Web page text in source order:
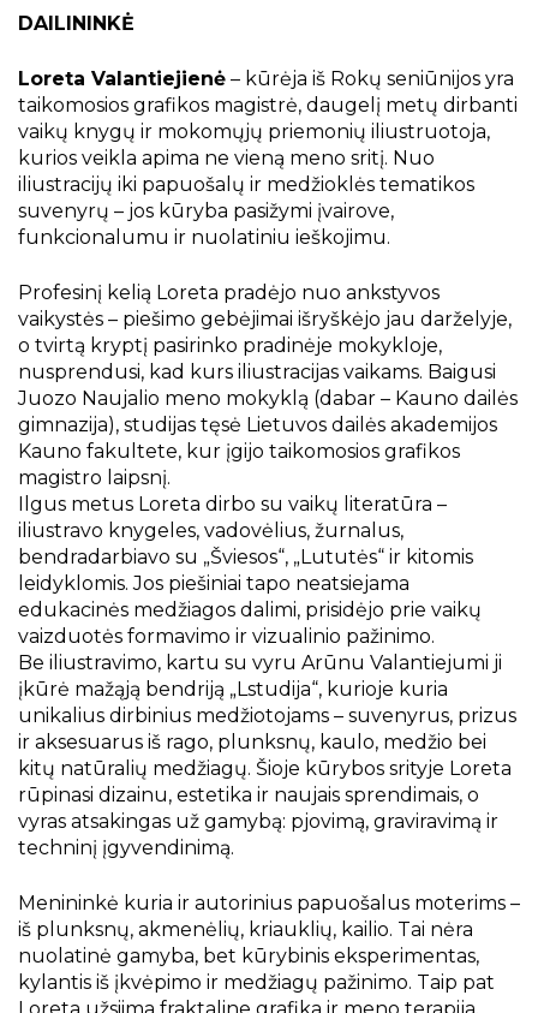
Kraštotyrinės virtualios parodos
Piligrimų keliai Kauno rajone
DAILININKĖ
Loreta Valantiejienė – kūrėja iš Rokų seniūnijos yra
taikomosios grafikos magistrė, daugelį metų dirbanti
vaikų knygų ir mokomųjų priemonių iliustruotoja,
kurios veikla apima ne vieną meno sritį. Nuo
iliustracijų iki papuošalų ir medžioklės tematikos
suvenyrų – jos kūryba pasižymi įvairove,
funkcionalumu ir nuolatiniu ieškojimu.
Profesinį kelią Loreta pradėjo nuo ankstyvos
vaikystės – piešimo gebėjimai išryškėjo jau darželyje,
o tvirtą kryptį pasirinko pradinėje mokykloje,
nusprendusi, kad kurs iliustracijas vaikams. Baigusi
Juozo Naujalio meno mokyklą (dabar – Kauno dailės
gimnazija), studijas tęsė Lietuvos dailės akademijos
Kauno fakultete, kur įgijo taikomosios grafikos
magistro laipsnį.
Ilgus metus Loreta dirbo su vaikų literatūra –
iliustravo knygeles, vadovėlius, žurnalus,
bendradarbiavo su „Šviesos“, „Lututės“ ir kitomis
leidyklomis. Jos piešiniai tapo neatsiejama
edukacinės medžiagos dalimi, prisidėjo prie vaikų
vaizduotės formavimo ir vizualinio pažinimo.
Be iliustravimo, kartu su vyru Arūnu Valantiejumi ji
įkūrė mažąją bendriją „Lstudija“, kurioje kuria
unikalius dirbinius medžiotojams – suvenyrus, prizus
ir aksesuarus iš rago, plunksnų, kaulo, medžio bei
kitų natūralių medžiagų. Šioje kūrybos srityje Loreta
rūpinasi dizainu, estetika ir naujais sprendimais, o
vyras atsakingas už gamybą: pjovimą, graviravimą ir
techninį įgyvendinimą.
Menininkė kuria ir autorinius papuošalus moterims –
iš plunksnų, akmenėlių, kriauklių, kailio. Tai nėra
nuolatinė gamyba, bet kūrybinis eksperimentas,
kylantis iš įkvėpimo ir medžiagų pažinimo. Taip pat
Loreta užsiima fraktaline grafika ir meno terapija.